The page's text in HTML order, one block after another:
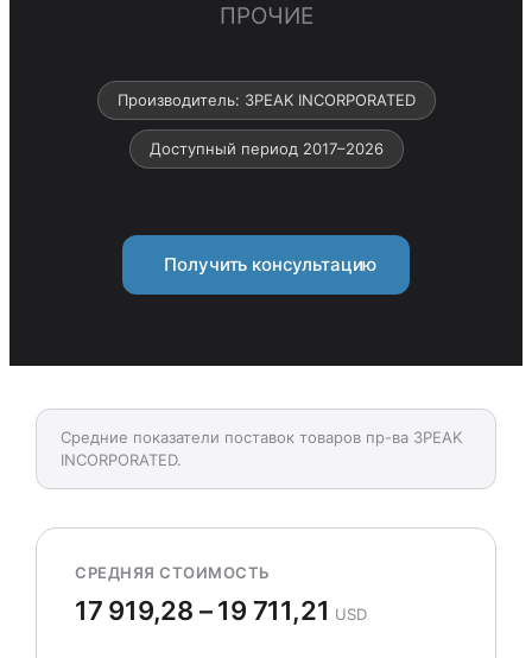
ПРОЧИЕ
Производитель: 3PEAK INCORPORATED
Доступный период 2017–2026
Получить консультацию
Средние показатели поставок товаров пр-ва 3PEAK
INCORPORATED.
СРЕДНЯЯ СТОИМОСТЬ
17 919,28 – 19 711,21 USD